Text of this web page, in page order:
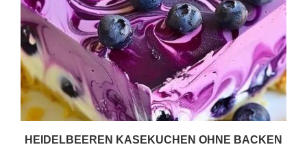
HEIDELBEEREN KASEKUCHEN OHNE BACKEN